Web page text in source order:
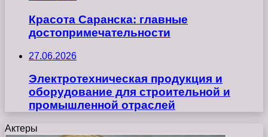
Красота Саранска: главные
достопримечательности
27.06.2026
Электротехническая продукция и
оборудование для строительной и
промышленной отраслей
Актеры